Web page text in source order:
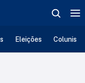
Eleições